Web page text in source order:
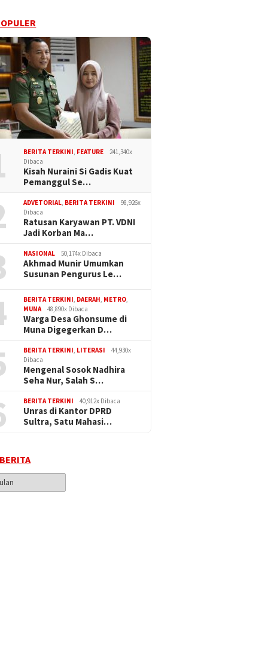
BERITA TERKINI FEATURE
241,340x
Dibaca
Kisah Nuraini Si Gadis Kuat
Pemanggul Se…
ADVETORIAL BERITA TERKINI
98,926x
Dibaca
Ratusan Karyawan PT. VDNI
Jadi Korban Ma…
NASIONAL 50,174x Dibaca
Akhmad Munir Umumkan
Susunan Pengurus Le…
BERITA TERKINI DAERAH METRO
MUNA
48,890x Dibaca
Warga Desa Ghonsume di
Muna Digegerkan D…
BERITA TERKINI LITERASI
44,930x
Dibaca
Mengenal Sosok Nadhira
Seha Nur, Salah S…
BERITA TERKINI 40,912x Dibaca
Unras di Kantor DPRD
Sultra, Satu Mahasi…